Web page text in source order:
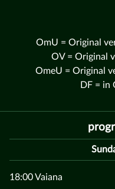
OmU = Original
OV = Original
OmeU = Original
DF = in
18:00 Vaiana